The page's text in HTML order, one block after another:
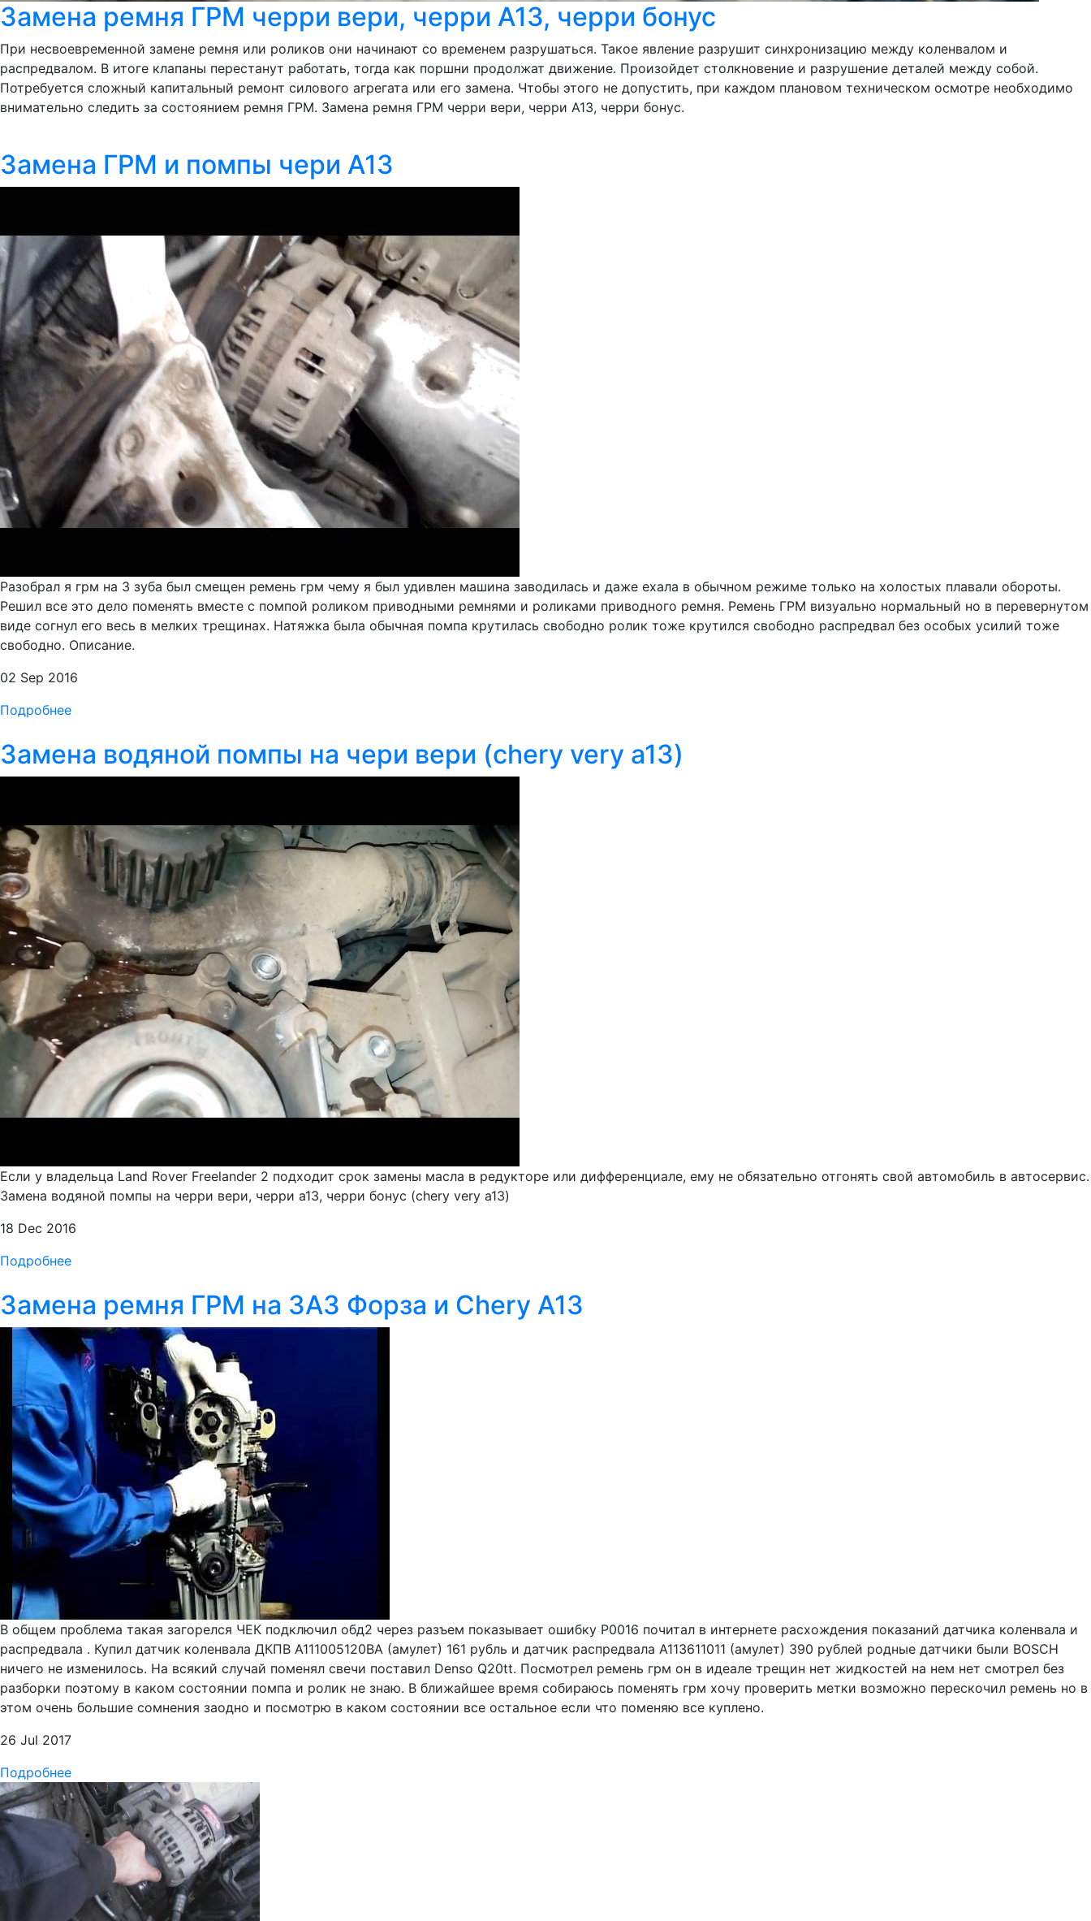
Замена ремня ГРМ черри вери, черри А13, черри бонус
При несвоевременной замене ремня или роликов они начинают со временем разрушаться. Такое явление разрушит синхронизацию между коленвалом и
распредвалом. В итоге клапаны перестанут работать, тогда как поршни продолжат движение. Произойдет столкновение и разрушение деталей между собой.
Потребуется сложный капитальный ремонт силового агрегата или его замена. Чтобы этого не допустить, при каждом плановом техническом осмотре необходимо
внимательно следить за состоянием ремня ГРМ. Замена ремня ГРМ черри вери, черри А13, черри бонус.
Замена ГРМ и помпы чери А13
Разобрал я грм на 3 зуба был смещен ремень грм чему я был удивлен машина заводилась и даже ехала в обычном режиме только на холостых плавали обороты.
Решил все это дело поменять вместе с помпой роликом приводными ремнями и роликами приводного ремня. Ремень ГРМ визуально нормальный но в перевернутом
виде согнул его весь в мелких трещинах. Натяжка была обычная помпа крутилась свободно ролик тоже крутился свободно распредвал без особых усилий тоже
свободно. Описание.
02 Sep 2016
Подробнее
Замена водяной помпы на чери вери (chery very a13)
Если у владельца Land Rover Freelander 2 подходит срок замены масла в редукторе или дифференциале, ему не обязательно отгонять свой автомобиль в автосервис.
Замена водяной помпы на черри вери, черри а13, черри бонус (chery very a13)
18 Dec 2016
Подробнее
Замена ремня ГРМ на ЗАЗ Форза и Сhery A13
В общем проблема такая загорелся ЧЕК подключил обд2 через разъем показывает ошибку Р0016 почитал в интернете расхождения показаний датчика коленвала и
распредвала . Купил датчик коленвала ДКПВ A111005120BA (амулет) 161 рубль и датчик распредвала A113611011 (амулет) 390 рублей родные датчики были BOSCH
ничего не изменилось. На всякий случай поменял свечи поставил Denso Q20tt. Посмотрел ремень грм он в идеале трещин нет жидкостей на нем нет смотрел без
разборки поэтому в каком состоянии помпа и ролик не знаю. В ближайшее время собираюсь поменять грм хочу проверить метки возможно перескочил ремень но в
этом очень большие сомнения заодно и посмотрю в каком состоянии все остальное если что поменяю все куплено.
26 Jul 2017
Подробнее